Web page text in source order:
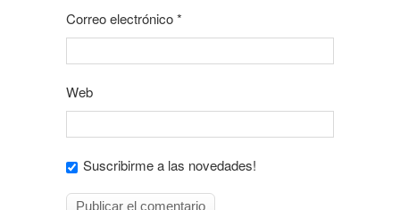
Correo electrónico*
Web
Suscribirme a las novedades!